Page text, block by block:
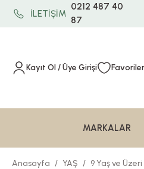
İLETİŞİM
0212 487 40
87
Kayıt Ol / Üye Girişi
MARKALAR
Anasayfa YAŞ 9 Yaş ve Üzeri